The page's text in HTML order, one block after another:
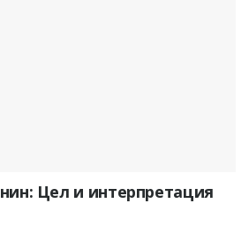
Цел и интерпретация